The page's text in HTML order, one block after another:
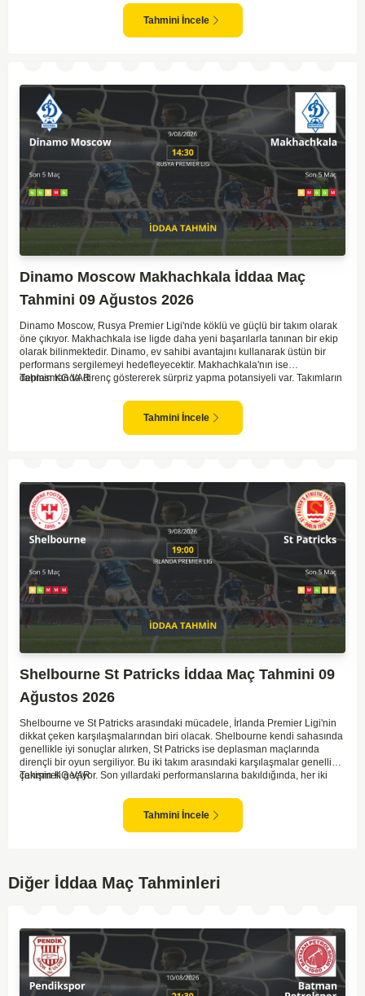
Zenit'in ev sahibi avantajı ve daha tecrübeli kadrosu göz önüne
alındığında, maçın genel seyri Zenit'in kontrolünde geçebilir. Bu faktörlerle
birlikte, Zenit'in net bir galibiyete ulaşması olası görünüyor.
Tahmini İncele
Dinamo Moscow Makhachkala İddaa Maç
Tahmini 09 Ağustos 2026
Dinamo Moscow, Rusya Premier Ligi'nde köklü ve güçlü bir takım olarak
öne çıkıyor. Makhachkala ise ligde daha yeni başarılarla tanınan bir ekip
olarak bilinmektedir. Dinamo, ev sahibi avantajını kullanarak üstün bir
performans sergilemeyi hedefleyecektir. Makhachkala'nın ise
deplasmanda direnç göstererek sürpriz yapma potansiyeli var. Takımların
karşılıklı goller izleyebileceğimiz bir mücadele olası görünüyor. Taktiksel
açıdan dengeli bir maç olması beklenirken, seyir zevki yüksek bir
karşılaşma bizleri bekliyor.
Tahmin KG VAR
Tahmini İncele
Shelbourne St Patricks İddaa Maç Tahmini 09
Ağustos 2026
Shelbourne ve St Patricks arasındaki mücadele, İrlanda Premier Ligi'nin
dikkat çeken karşılaşmalarından biri olacak. Shelbourne kendi sahasında
genellikle iyi sonuçlar alırken, St Patricks ise deplasman maçlarında
dirençli bir oyun sergiliyor. Bu iki takım arasındaki karşılaşmalar genellikle
çekişmeli geçiyor. Son yıllardaki performanslarına bakıldığında, her iki
bozulmayabilir ancak her iki takım da gol atmak için fırsatlar arayacaktır.
İki tarafın da savunmada dikkatli olması maçın sonucunu belirleyecek.
Tahmin KG VAR
Tahmini İncele
Diğer İddaa Maç Tahminleri